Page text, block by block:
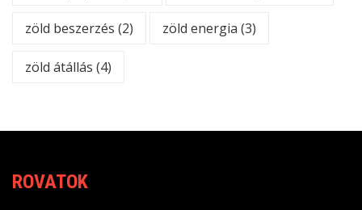
zöld beszerzés (2) zöld energia (3)
zöld átállás (4)
ROVATOK